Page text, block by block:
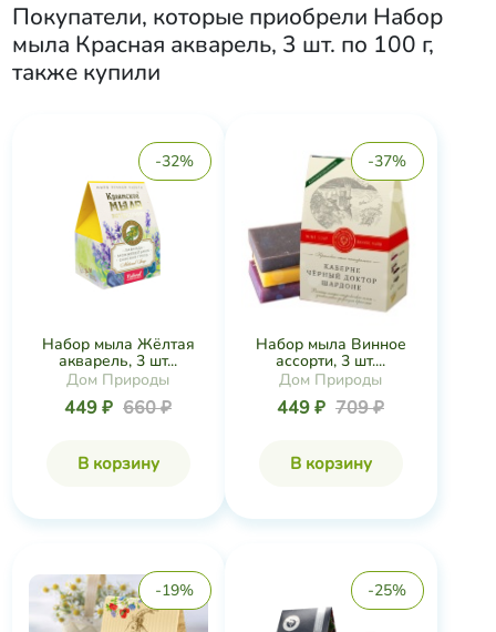
Покупатели, которые приобрели Набор
мыла Красная акварель, 3 шт. по 100 г,
также купили
-32%
Набор мыла Жёлтая
акварель, 3 шт...
Дом Природы
449 ₽ 660 ₽
В корзину
-37%
Набор мыла Винное
ассорти, 3 шт....
Дом Природы
449 ₽ 709 ₽
В корзину
-19% -25%